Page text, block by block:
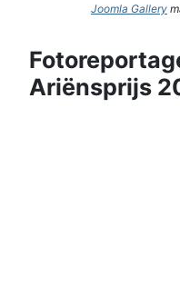
Joomla Gallery
Ariënsprijs